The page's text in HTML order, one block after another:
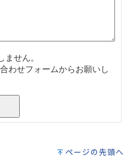
ページの先頭へ